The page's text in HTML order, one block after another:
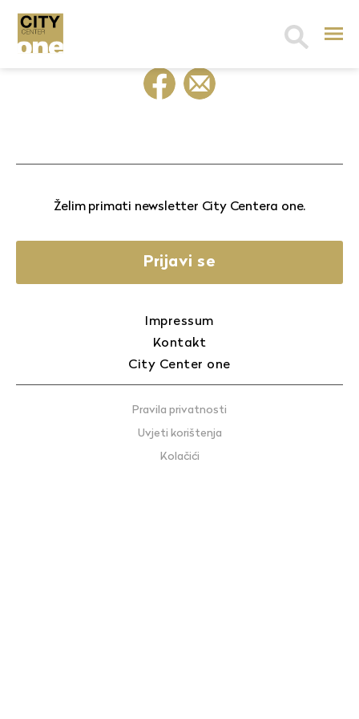
Search
Želim primati newsletter City Centera one.
Prijavi se
Impressum
Kontakt
City Center one
Pravila privatnosti
Uvjeti korištenja
Kolačići